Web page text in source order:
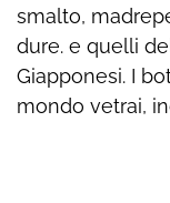
smalto,
dure. e quelli
Giapponesi. I
mondo vetrai,